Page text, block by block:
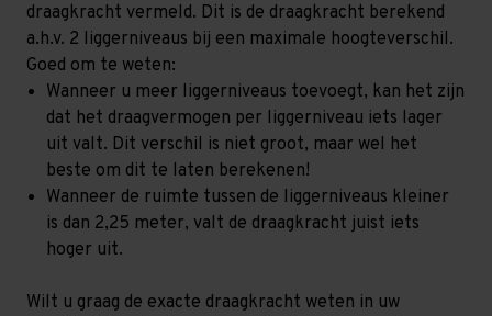
draagkracht vermeld. Dit is de draagkracht berekend
a.h.v. 2 liggerniveaus bij een maximale hoogteverschil.
Goed om te weten:
Wanneer u meer liggerniveaus toevoegt, kan het zijn
dat het draagvermogen per liggerniveau iets lager
uit valt. Dit verschil is niet groot, maar wel het
beste om dit te laten berekenen!
Wanneer de ruimte tussen de liggerniveaus kleiner
is dan 2,25 meter, valt de draagkracht juist iets
hoger uit.
Wilt u graag de exacte draagkracht weten in uw